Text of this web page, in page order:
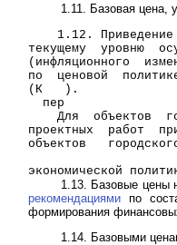
1.11. Базовая цена,
1.12.
текущему  уровню
(инфляционного
по  ценовой
(К   ).
  пер
Для  объектов
проектных  работ
объектов
экономической
1.13. Базовые цены
рекомендациями по
формирования
1.14. Базовыми